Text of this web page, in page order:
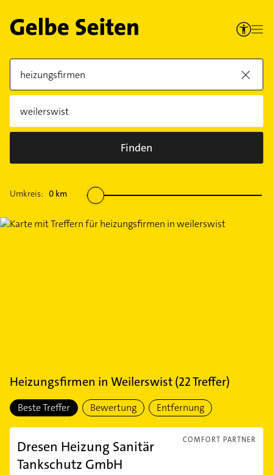
Finden
Umkreis: 0 km
Heizungsfirmen in Weilerswist(22Treffer)
Beste Treffer Bewertung Entfernung
COMFORT PARTNER
Dresen Heizung Sanitär
Tankschutz GmbH